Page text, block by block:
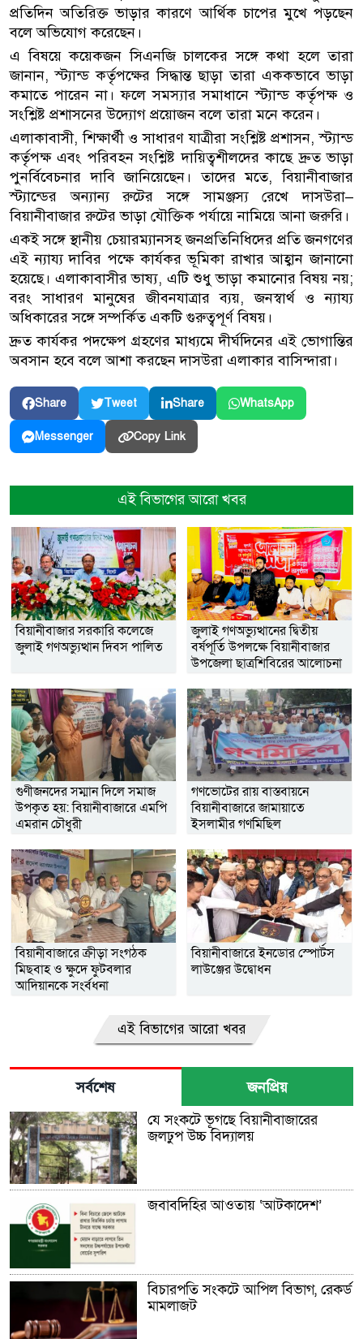
প্রতিদিন অতিরিক্ত ভাড়ার কারণে আর্থিক চাপের মুখে পড়ছেন
বলে অভিযোগ করেছেন।
এ বিষয়ে কয়েকজন সিএনজি চালকের সঙ্গে কথা হলে তারা
জানান, স্ট্যান্ড কর্তৃপক্ষের সিদ্ধান্ত ছাড়া তারা এককভাবে ভাড়া
কমাতে পারেন না। ফলে সমস্যার সমাধানে স্ট্যান্ড কর্তৃপক্ষ ও
সংশ্লিষ্ট প্রশাসনের উদ্যোগ প্রয়োজন বলে তারা মনে করেন।
এলাকাবাসী, শিক্ষার্থী ও সাধারণ যাত্রীরা সংশ্লিষ্ট প্রশাসন, স্ট্যান্ড
কর্তৃপক্ষ এবং পরিবহন সংশ্লিষ্ট দায়িত্বশীলদের কাছে দ্রুত ভাড়া
পুনর্বিবেচনার দাবি জানিয়েছেন। তাদের মতে, বিয়ানীবাজার
স্ট্যান্ডের অন্যান্য রুটের সঙ্গে সামঞ্জস্য রেখে দাসউরা–
বিয়ানীবাজার রুটের ভাড়া যৌক্তিক পর্যায়ে নামিয়ে আনা জরুরি।
একই সঙ্গে স্থানীয় চেয়ারম্যানসহ জনপ্রতিনিধিদের প্রতি জনগণের
এই ন্যায্য দাবির পক্ষে কার্যকর ভূমিকা রাখার আহ্বান জানানো
হয়েছে। এলাকাবাসীর ভাষ্য, এটি শুধু ভাড়া কমানোর বিষয় নয়;
বরং সাধারণ মানুষের জীবনযাত্রার ব্যয়, জনস্বার্থ ও ন্যায্য
অধিকারের সঙ্গে সম্পর্কিত একটি গুরুত্বপূর্ণ বিষয়।
দ্রুত কার্যকর পদক্ষেপ গ্রহণের মাধ্যমে দীর্ঘদিনের এই ভোগান্তির
অবসান হবে বলে আশা করছেন দাসউরা এলাকার বাসিন্দারা।
Share Tweet Share WhatsApp
Messenger Copy Link
এই বিভাগের আরো খবর
বিয়ানীবাজার সরকারি কলেজে
জুলাই গণঅভ্যুত্থান দিবস পালিত
জুলাই গণঅভ্যুত্থানের দ্বিতীয়
বর্ষপূর্তি উপলক্ষে বিয়ানীবাজার
উপজেলা ছাত্রশিবিরের আলোচনা
গুণীজনদের সম্মান দিলে সমাজ
উপকৃত হয়: বিয়ানীবাজারে এমপি
এমরান চৌধুরী
গণভোটের রায় বাস্তবায়নে
বিয়ানীবাজারে জামায়াতে
ইসলামীর গণমিছিল
বিয়ানীবাজারে ক্রীড়া সংগঠক
মিছবাহ ও ক্ষুদে ফুটবলার
আদিয়ানকে সংর্বধনা
বিয়ানীবাজারে ইনডোর স্পোর্টস
লাউঞ্জের উদ্বোধন
এই বিভাগের আরো খবর
সর্বশেষ জনপ্রিয়
যে সংকটে ভূগছে বিয়ানীবাজারের
জলঢুপ উচ্চ বিদ্যালয়
জবাবদিহির আওতায় ‘আটকাদেশ’
বিচারপতি সংকটে আপিল বিভাগ, রেকর্ড
মামলাজট